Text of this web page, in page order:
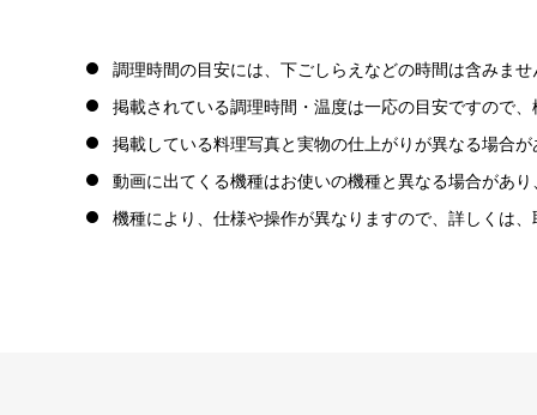
調理時間の目安には、下ごしらえなどの時間は含みませ
掲載されている調理時間・温度は一応の目安ですので
掲載している料理写真と実物の仕上がりが異なる場合が
動画に出てくる機種はお使いの機種と異なる場合があ
機種により、仕様や操作が異なりますので、詳しくは